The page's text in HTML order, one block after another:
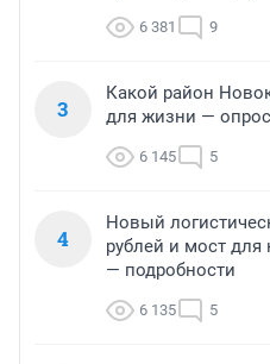
6 381 9
3
Какой район
для жизни — опрос
6 145 5
4
Новый
рублей и мост для
— подробности
6 135 5